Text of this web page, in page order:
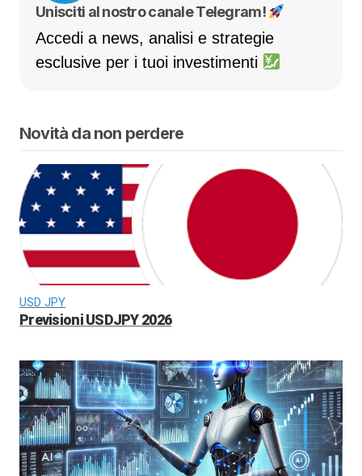
Unisciti al nostro canale Telegram!
Accedi a news, analisi e strategie
esclusive per i tuoi investimenti
Novità da non perdere
USD JPY
Previsioni USDJPY 2026